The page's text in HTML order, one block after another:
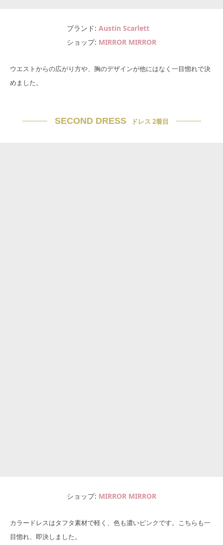
ブランド Austin Scarlett
ショップ MIRROR MIRROR
ウエストからの広がり方や、胸のデザインが他にはなく一目惚れで決
めました。
SECOND DRESS ドレス 2着目
ショップ MIRROR MIRROR
カラードレスはタフタ素材で軽く、色も濃いピンクです。こちらも一
目惚れ、即決しました。